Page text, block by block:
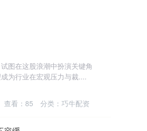
图在这股浪潮中扮演关键角
为行业在宏观压力与裁....
查看： 85 分类： 巧牛配资